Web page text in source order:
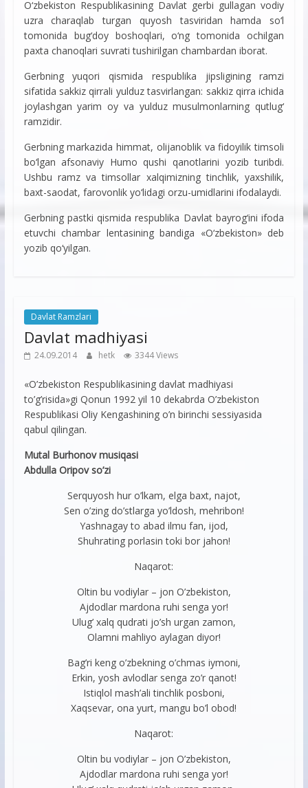
O‘zbekiston Respublikasining Davlat gerbi gullagan vodiy
uzra charaqlab turgan quyosh tasviridan hamda so‘l
tomonida bug‘doy boshoqlari, o‘ng tomonida ochilgan
paxta chanoqlari suvrati tushirilgan chambardan iborat.
Gerbning yuqori qismida respublika jipsligining ramzi
sifatida sakkiz qirrali yulduz tasvirlangan: sakkiz qirra ichida
joylashgan yarim oy va yulduz musulmonlarning qutlug‘
ramzidir.
Gerbning markazida himmat, olijanoblik va fidoyilik timsoli
bo‘lgan afsonaviy Humo qushi qanotlarini yozib turibdi.
Ushbu ramz va timsollar xalqimizning tinchlik, yaxshilik,
baxt-saodat, farovonlik yo‘lidagi orzu-umidlarini ifodalaydi.
Gerbning pastki qismida respublika Davlat bayrog‘ini ifoda
etuvchi chambar lentasining bandiga «O‘zbekiston» deb
yozib qo‘yilgan.
Davlat Ramzlari
Davlat madhiyasi
24.09.2014 hetk 3344 Views
«O’zbekiston Respublikasining davlat madhiyasi
to’g’risida»gi Qonun 1992 yil 10 dekabrda O’zbekiston
Respublikasi Oliy Kengashining o’n birinchi sessiyasida
qabul qilingan.
Mutal Burhonov musiqasi
Abdulla Oripov so’zi
Serquyosh hur o’lkam, elga baxt, najot,
Sen o’zing do’stlarga yo’ldosh, mehribon!
Yashnagay to abad ilmu fan, ijod,
Shuhrating porlasin toki bor jahon!
Naqarot:
Oltin bu vodiylar – jon O’zbekiston,
Ajdodlar mardona ruhi senga yor!
Ulug’ xalq qudrati jo’sh urgan zamon,
Olamni mahliyo aylagan diyor!
Bag’ri keng o’zbekning o’chmas iymoni,
Erkin, yosh avlodlar senga zo’r qanot!
Istiqlol mash’ali tinchlik posboni,
Xaqsevar, ona yurt, mangu bo’l obod!
Naqarot:
Oltin bu vodiylar – jon O’zbekiston,
Ajdodlar mardona ruhi senga yor!